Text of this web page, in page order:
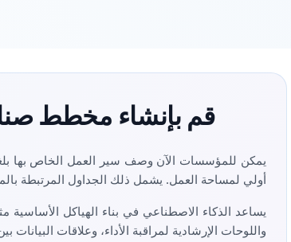
قم بإنشاء مخطط
أولي لمساحة العمل. يشمل ذلك الجداول المرتبطة
يساعد الذكاء الاصطناعي في بناء الهياكل الأساسية
واللوحات الإرشادية لمراقبة الأداء، وعلاقات البيانات